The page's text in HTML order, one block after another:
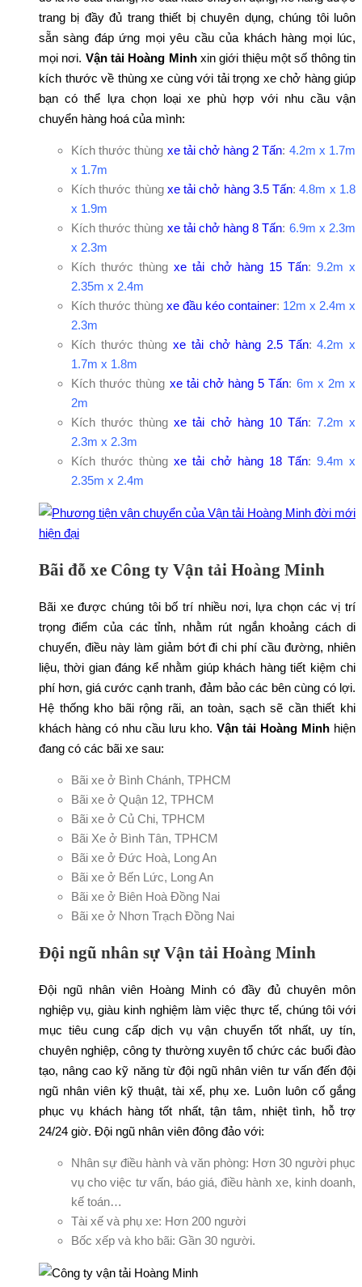
trang bị đầy đủ trang thiết bị chuyên dụng, chúng tôi luôn
sẵn sàng đáp ứng mọi yêu cầu của khách hàng mọi lúc,
mọi nơi. Vận tải Hoàng Minhxin giới thiệu một số thông tin
kích thước về thùng xe cùng với tải trọng xe chở hàng giúp
bạn có thể lựa chọn loại xe phù hợp với nhu cầu vận
chuyển hàng hoá của mình:
Kích thước thùng xe tải chở hàng 2 Tấn: 4.2m x 1.7m
x 1.7m
Kích thước thùng xe tải chở hàng 3.5 Tấn:4.8m x 1.8
x 1.9m
Kích thước thùng xe tải chở hàng 8 Tấn: 6.9m x 2.3m
x 2.3m
Kích thước thùngxe tải chở hàng 15 Tấn: 9.2m x
2.35m x 2.4m
Kích thước thùng xe đầu kéo container: 12m x 2.4m x
2.3m
Kích thước thùngxe tải chở hàng 2.5 Tấn:4.2m x
1.7m x 1.8m
Kích thước thùng xe tải chở hàng 5 Tấn: 6m x 2m x
2m
Kích thước thùngxe tải chở hàng 10 Tấn: 7.2m x
2.3m x 2.3m
Kích thước thùngxe tải chở hàng 18 Tấn: 9.4m x
2.35m x 2.4m
Bãi đỗ xe Công ty Vận tải Hoàng Minh
Bãi xe được chúng tôi bố trí nhiều nơi, lựa chọn các vị trí
trọng điểm của các tỉnh, nhằm rút ngắn khoảng cách di
chuyển, điều này làm giảm bớt đi chi phí cầu đường, nhiên
liệu, thời gian đáng kể nhằm giúp khách hàng tiết kiệm chi
phí hơn, giá cước cạnh tranh, đảm bảo các bên cùng có lợi.
Hệ thống kho bãi rộng rãi, an toàn, sạch sẽ cần thiết khi
khách hàng có nhu cầu lưu kho. Vận tải Hoàng Minh hiện
đang có các bãi xe sau:
Bãi xe ở Bình Chánh, TPHCM
Bãi xe ở Quận 12, TPHCM
Bãi xe ở Củ Chi, TPHCM
Bãi Xe ở Bình Tân, TPHCM
Bãi xe ở Đức Hoà, Long An
Bãi xe ở Bến Lức, Long An
Bãi xe ở Biên Hoà Đồng Nai
Bãi xe ở Nhơn Trạch Đồng Nai
Đội ngũ nhân sự Vận tải Hoàng Minh
Đội ngũ nhân viên Hoàng Minh có đầy đủ chuyên môn
nghiệp vụ, giàu kinh nghiệm làm việc thực tế, chúng tôi với
mục tiêu cung cấp dịch vụ vận chuyển tốt nhất, uy tín,
chuyên nghiệp, công ty thường xuyên tổ chức các buổi đào
tạo, nâng cao kỹ năng từ đội ngũ nhân viên tư vấn đến đội
ngũ nhân viên kỹ thuật, tài xế, phụ xe. Luôn luôn cố gắng
phục vụ khách hàng tốt nhất, tận tâm, nhiệt tình, hỗ trợ
24/24 giờ. Đội ngũ nhân viên đông đảo với:
Nhân sự điều hành và văn phòng: Hơn 30 người phục
vụ cho việc tư vấn, báo giá, điều hành xe, kinh doanh,
kế toán…
Tài xế và phụ xe: Hơn 200 người
Bốc xếp và kho bãi: Gần 30 người.